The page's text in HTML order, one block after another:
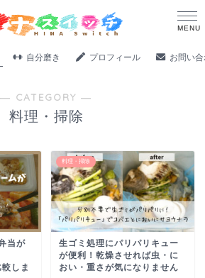
自分磨き プロフィール お問い
― CATEGORY ―
料理・掃除
当が
しま
料理・掃除
生ゴミ処理にパリパリキュー
が便利！乾燥させれば虫・に
おい・重さが気になりません